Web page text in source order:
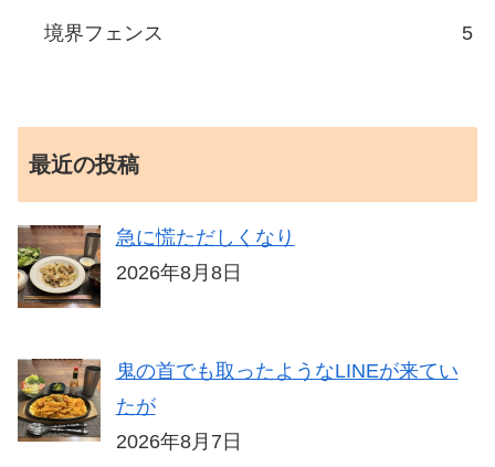
境界フェンス 5
最近の投稿
急に慌ただしくなり
2026年8月8日
鬼の首でも取ったようなLINEが来てい
たが
2026年8月7日